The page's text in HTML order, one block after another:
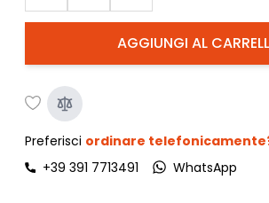
AGGIUNGI AL
Preferisci ordinare
+39 391 7713491
WhatsApp